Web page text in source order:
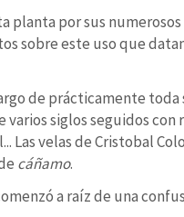
planta por sus
sobre este uso que
de prácticamente toda
varios siglos seguidos
Las velas de Cristobal
cáñamo.
a raíz de una